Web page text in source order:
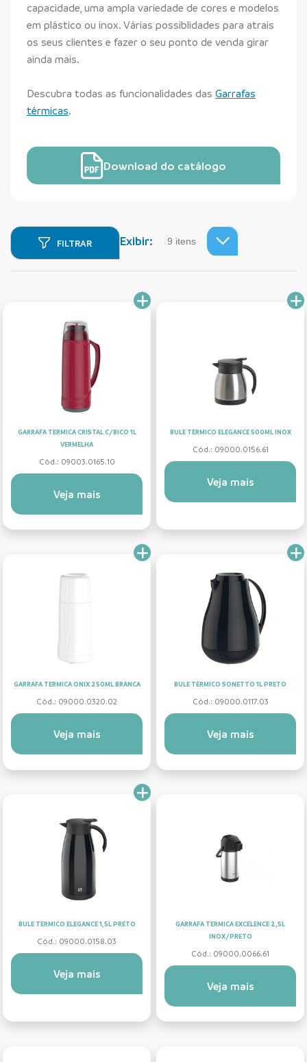
capacidade, uma ampla variedade de cores e modelos
em plástico ou inox. Várias possiblidades para atrais
os seus clientes e fazer o seu ponto de venda girar
ainda mais.
Descubra todas as funcionalidades das Garrafas
térmicas.
Download do catálogo
FILTRAR Exibir:
GARRAFA TERMICA CRISTAL C/BICO 1L
VERMELHA
Cód.: 09003.0165.10
Veja mais
BULE TERMICO ELEGANCE 500ML INOX
Cód.: 09000.0156.61
Veja mais
GARRAFA TERMICA ONIX 250ML BRANCA
Cód.: 09000.0320.02
Veja mais
BULE TERMICO SONETTO 1L PRETO
Cód.: 09000.0117.03
Veja mais
BULE TERMICO ELEGANCE 1,5L PRETO
Cód.: 09000.0158.03
Veja mais
GARRAFA TERMICA EXCELENCE 2,5L
INOX/PRETO
Cód.: 09000.0066.61
Veja mais